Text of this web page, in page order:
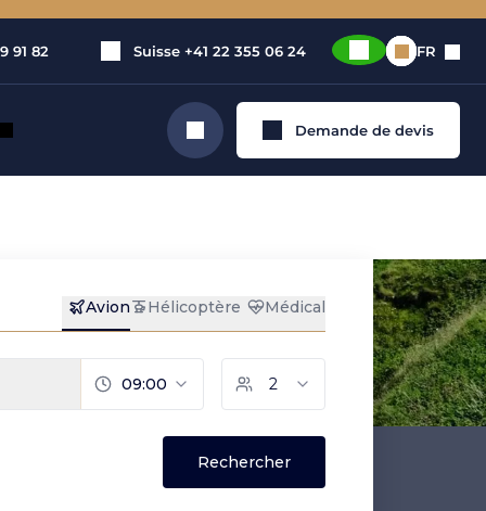
91 82 Suisse +41 22 355 06 24 FR
Rechercher Demande de devis